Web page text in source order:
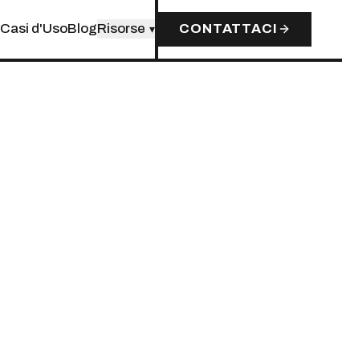
Casi d'UsoBlogRisorse ▾ CONTATTACI